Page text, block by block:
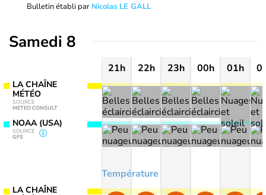
Bulletin établi par Nicolas LE GALL
Samedi 8
LA CHAÎNE
MÉTÉO
SOURCE
METEO CONSULT
NOAA (USA)
SOURCE
GFS
LA CHAÎNE
21h 22h 23h 00h 01h
Température